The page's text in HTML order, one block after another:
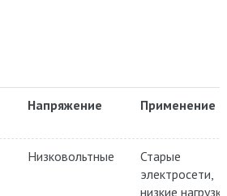
Напряжение Применение
Низковольтные
Старые
электросети,
низкие нагрузки